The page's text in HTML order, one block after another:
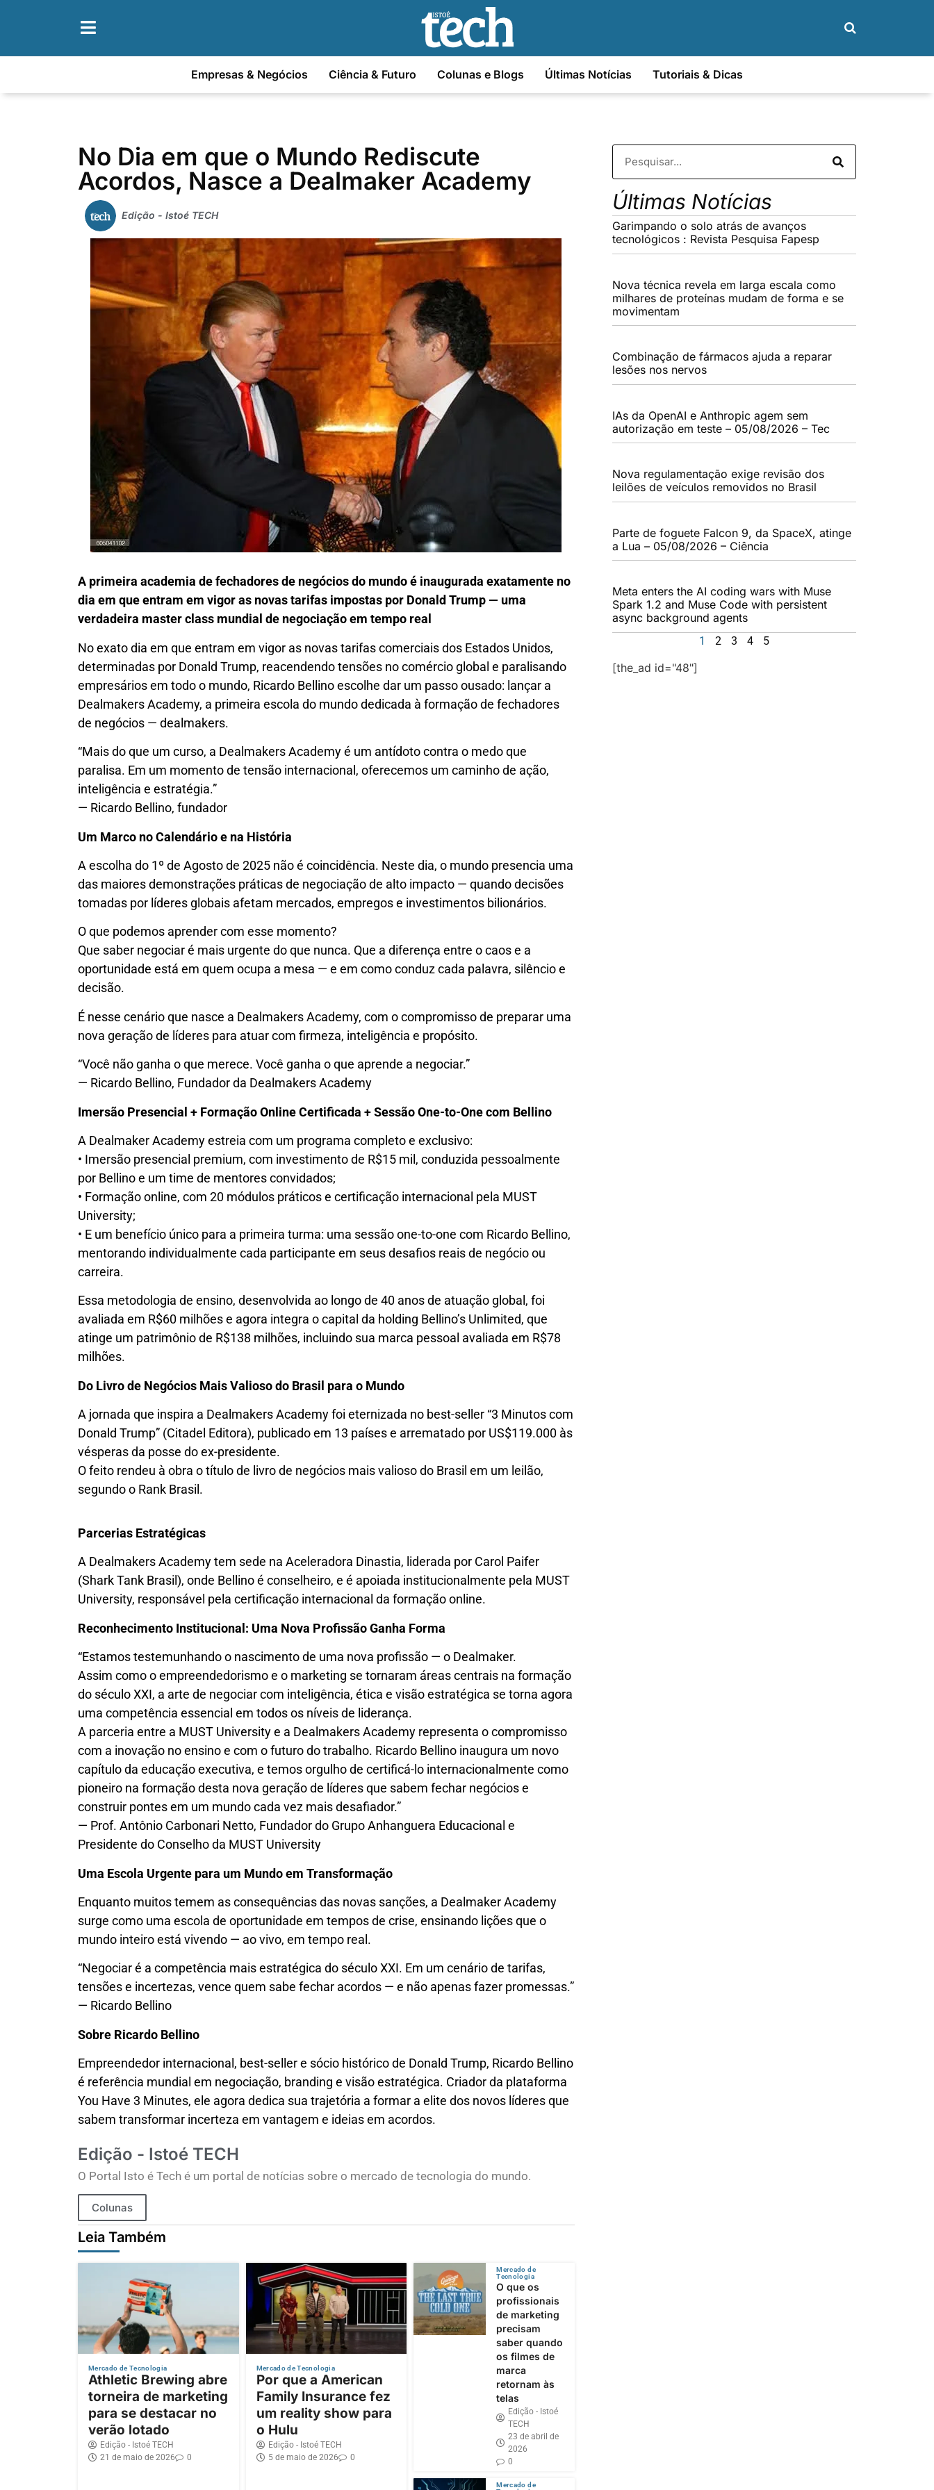
Empresas & Negócios Ciência & Futuro Colunas e Blogs Últimas Notícias Tutoriais & Dicas
No Dia em que o Mundo Rediscute
Acordos, Nasce a Dealmaker Academy
Edição - Istoé TECH
A primeira academia de fechadores de negócios do mundo é inaugurada exatamente no
dia em que entram em vigor as novas tarifas impostas por Donald Trump — uma
verdadeira master class mundial de negociação em tempo real
No exato dia em que entram em vigor as novas tarifas comerciais dos Estados Unidos,
determinadas por Donald Trump, reacendendo tensões no comércio global e paralisando
empresários em todo o mundo, Ricardo Bellino escolhe dar um passo ousado: lançar a
Dealmakers Academy, a primeira escola do mundo dedicada à formação de fechadores
de negócios — dealmakers.
“Mais do que um curso, a Dealmakers Academy é um antídoto contra o medo que
paralisa. Em um momento de tensão internacional, oferecemos um caminho de ação,
inteligência e estratégia.”
— Ricardo Bellino, fundador
Um Marco no Calendário e na História
A escolha do 1º de Agosto de 2025 não é coincidência. Neste dia, o mundo presencia uma
das maiores demonstrações práticas de negociação de alto impacto — quando decisões
tomadas por líderes globais afetam mercados, empregos e investimentos bilionários.
O que podemos aprender com esse momento?
Que saber negociar é mais urgente do que nunca. Que a diferença entre o caos e a
oportunidade está em quem ocupa a mesa — e em como conduz cada palavra, silêncio e
decisão.
É nesse cenário que nasce a Dealmakers Academy, com o compromisso de preparar uma
nova geração de líderes para atuar com firmeza, inteligência e propósito.
“Você não ganha o que merece. Você ganha o que aprende a negociar.”
— Ricardo Bellino, Fundador da Dealmakers Academy
Imersão Presencial + Formação Online Certificada + Sessão One-to-One com Bellino
A Dealmaker Academy estreia com um programa completo e exclusivo:
• Imersão presencial premium, com investimento de R$15 mil, conduzida pessoalmente
por Bellino e um time de mentores convidados;
• Formação online, com 20 módulos práticos e certificação internacional pela MUST
University;
• E um benefício único para a primeira turma: uma sessão one-to-one com Ricardo Bellino,
mentorando individualmente cada participante em seus desafios reais de negócio ou
carreira.
Essa metodologia de ensino, desenvolvida ao longo de 40 anos de atuação global, foi
avaliada em R$60 milhões e agora integra o capital da holding Bellino’s Unlimited, que
atinge um patrimônio de R$138 milhões, incluindo sua marca pessoal avaliada em R$78
milhões.
Do Livro de Negócios Mais Valioso do Brasil para o Mundo
A jornada que inspira a Dealmakers Academy foi eternizada no best-seller “3 Minutos com
Donald Trump” (Citadel Editora), publicado em 13 países e arrematado por US$119.000 às
vésperas da posse do ex-presidente.
O feito rendeu à obra o título de livro de negócios mais valioso do Brasil em um leilão,
segundo o Rank Brasil.
Parcerias Estratégicas
A Dealmakers Academy tem sede na Aceleradora Dinastia, liderada por Carol Paifer
(Shark Tank Brasil), onde Bellino é conselheiro, e é apoiada institucionalmente pela MUST
University, responsável pela certificação internacional da formação online.
Reconhecimento Institucional: Uma Nova Profissão Ganha Forma
“Estamos testemunhando o nascimento de uma nova profissão — o Dealmaker.
Assim como o empreendedorismo e o marketing se tornaram áreas centrais na formação
do século XXI, a arte de negociar com inteligência, ética e visão estratégica se torna agora
uma competência essencial em todos os níveis de liderança.
A parceria entre a MUST University e a Dealmakers Academy representa o compromisso
com a inovação no ensino e com o futuro do trabalho. Ricardo Bellino inaugura um novo
capítulo da educação executiva, e temos orgulho de certificá-lo internacionalmente como
pioneiro na formação desta nova geração de líderes que sabem fechar negócios e
construir pontes em um mundo cada vez mais desafiador.”
— Prof. Antônio Carbonari Netto, Fundador do Grupo Anhanguera Educacional e
Presidente do Conselho da MUST University
Uma Escola Urgente para um Mundo em Transformação
Enquanto muitos temem as consequências das novas sanções, a Dealmaker Academy
surge como uma escola de oportunidade em tempos de crise, ensinando lições que o
mundo inteiro está vivendo — ao vivo, em tempo real.
“Negociar é a competência mais estratégica do século XXI. Em um cenário de tarifas,
tensões e incertezas, vence quem sabe fechar acordos — e não apenas fazer promessas.”
— Ricardo Bellino
Sobre Ricardo Bellino
Empreendedor internacional, best-seller e sócio histórico de Donald Trump, Ricardo Bellino
é referência mundial em negociação, branding e visão estratégica. Criador da plataforma
You Have 3 Minutes, ele agora dedica sua trajetória a formar a elite dos novos líderes que
sabem transformar incerteza em vantagem e ideias em acordos.
Edição - Istoé TECH
O Portal Isto é Tech é um portal de notícias sobre o mercado de tecnologia do mundo.
Colunas
Leia Também
Mercado de Tecnologia
Athletic Brewing abre
torneira de marketing
para se destacar no
verão lotado
Edição - Istoé TECH
21 de maio de 2026
0
Mercado de Tecnologia
Por que a American
Family Insurance fez
um reality show para
o Hulu
Edição - Istoé TECH
5 de maio de 2026
0
Mercado de
Tecnologia
O que os
profissionais
de marketing
precisam
saber quando
os filmes de
marca
retornam às
telas
Edição - Istoé
TECH
23 de abril de
2026
0
Mercado de
Últimas Notícias
Garimpando o solo atrás de avanços
tecnológicos : Revista Pesquisa Fapesp
Nova técnica revela em larga escala como
milhares de proteínas mudam de forma e se
movimentam
Combinação de fármacos ajuda a reparar
lesões nos nervos
IAs da OpenAI e Anthropic agem sem
autorização em teste – 05/08/2026 – Tec
Nova regulamentação exige revisão dos
leilões de veículos removidos no Brasil
Parte de foguete Falcon 9, da SpaceX, atinge
a Lua – 05/08/2026 – Ciência
Meta enters the AI coding wars with Muse
Spark 1.2 and Muse Code with persistent
async background agents
1 2 3 4 5
[the_ad id="48"]